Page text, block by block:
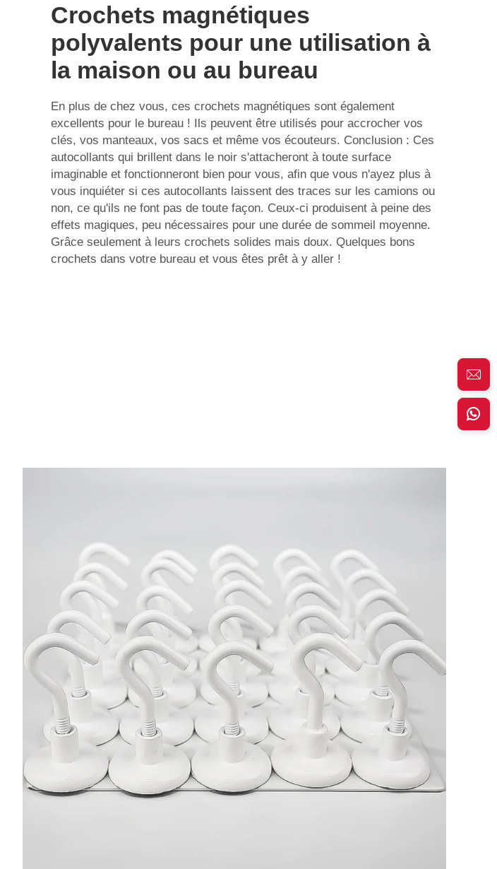
Crochets magnétiques
polyvalents pour une utilisation à
la maison ou au bureau
En plus de chez vous, ces crochets magnétiques sont également
excellents pour le bureau ! Ils peuvent être utilisés pour accrocher vos
clés, vos manteaux, vos sacs et même vos écouteurs. Conclusion : Ces
autocollants qui brillent dans le noir s'attacheront à toute surface
imaginable et fonctionneront bien pour vous, afin que vous n'ayez plus à
vous inquiéter si ces autocollants laissent des traces sur les camions ou
non, ce qu'ils ne font pas de toute façon. Ceux-ci produisent à peine des
effets magiques, peu nécessaires pour une durée de sommeil moyenne.
Grâce seulement à leurs crochets solides mais doux. Quelques bons
crochets dans votre bureau et vous êtes prêt à y aller !